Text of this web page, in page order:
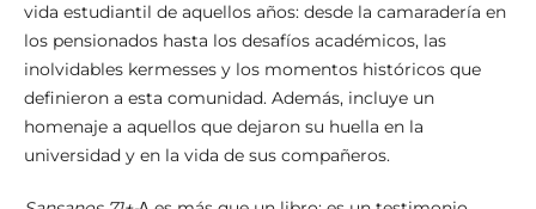
vida estudiantil de aquellos años: desde la camaradería en
los pensionados hasta los desafíos académicos, las
inolvidables kermesses y los momentos históricos que
definieron a esta comunidad. Además, incluye un
homenaje a aquellos que dejaron su huella en la
universidad y en la vida de sus compañeros.